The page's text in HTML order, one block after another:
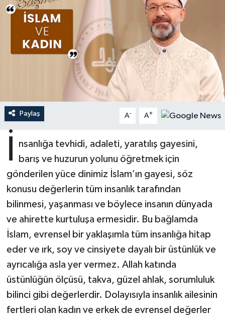
Paylaş A- A+
nsanlığa tevhidi, adaleti, yaratılış gayesini,
barış ve huzurun yolunu öğretmek için
gönderilen yüce dinimiz İslam’ın gayesi, söz
konusu değerlerin tüm insanlık tarafından
bilinmesi, yaşanması ve böylece insanın dünyada
ve ahirette kurtuluşa ermesidir. Bu bağlamda
İslam, evrensel bir yaklaşımla tüm insanlığa hitap
eder ve ırk, soy ve cinsiyete dayalı bir üstünlük ve
ayrıcalığa asla yer vermez. Allah katında
üstünlüğün ölçüsü, takva, güzel ahlak, sorumluluk
bilinci gibi değerlerdir. Dolayısıyla insanlık ailesinin
fertleri olan kadın ve erkek de evrensel değerler
Ardahan Müftülüğü
Artvin Müftülüğü
Aydın Müftülüğü
Balıkesir Müftülüğü
Bartın Müftülüğü
Bayburt Müftülüğü
Bilecik Müftülüğü
Bingöl Müftülüğü
Bitlis Müftülüğü
Bolu Müftülüğü
Burdur Müftülüğü
Kudüs
Kurban
Mukabele
Peygamberimizin Hayatı
Ramazan
Zekat
Hutbeler
DİYANET AKADEMİ
DİYANET GENÇLİK
DİYANET RADYO/TV
DEPREM
Eğitim
Kültür-Sanat
Aile
Sağlık
Makaleler
Ekonomi